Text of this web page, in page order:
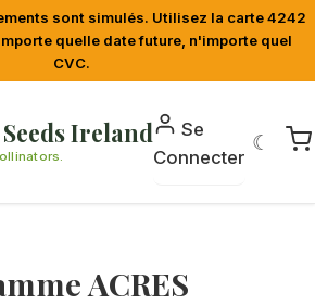
sont simulés. Utilisez la carte 4242
quelle date future, n'importe quel
CVC.
Ireland
Se
Connecter
☾
ACRES